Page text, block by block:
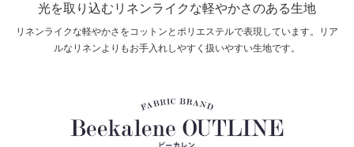
光を取り込むリネンライクな軽やかさのある生地
リネンライクな軽やかさをコットンとポリエステルで表現しています。リア
ルなリネンよりもお手入れしやすく扱いやすい生地です。